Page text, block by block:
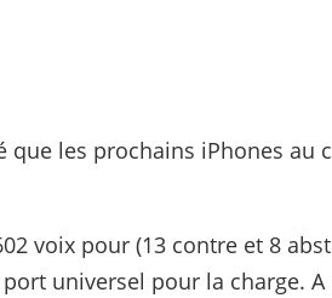
les prochains iPhones au
voix pour (13 contre et 8
universel pour la charge.